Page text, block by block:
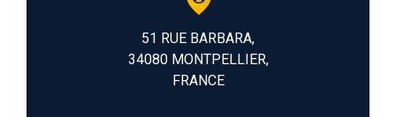
51 RUE BARBARA,
34080 MONTPELLIER,
FRANCE